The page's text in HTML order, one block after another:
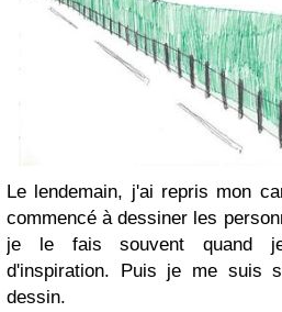
Le lendemain, j'ai repris mon
commencé à dessiner les
je le fais souvent quand
d'inspiration. Puis je me suis
dessin.